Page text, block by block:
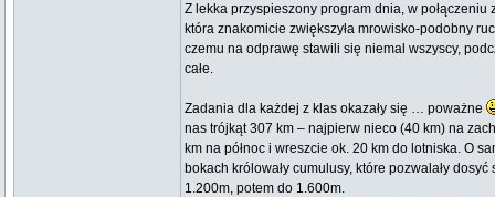
Z lekka przyspieszony program dnia, w
która znakomicie zwiększyła mrowisko-podobny
czemu na odprawę stawili się niemal wszyscy,
całe.
Zadania dla każdej z klas okazały się … poważne
nas trójkąt 307 km – najpierw nieco (40 km) na
km na północ i wreszcie ok. 20 km do lotniska. O
bokach królowały cumulusy, które pozwalały
1.200m, potem do 1.600m.